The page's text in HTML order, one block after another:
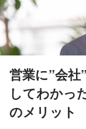
営業に”会
してわかっ
のメリット